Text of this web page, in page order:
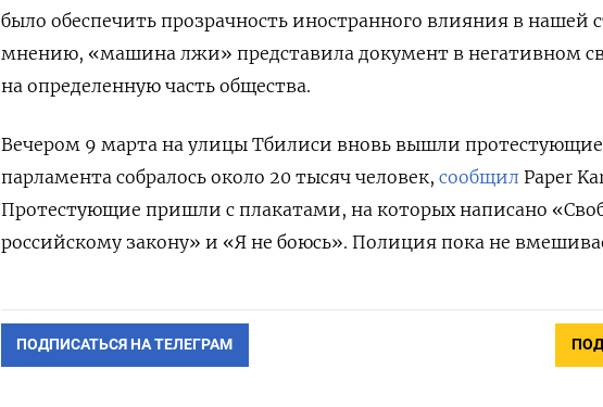
было обеспечить прозрачность иностранного влияния в нашей
мнению, «машина лжи» представила документ в негативном
на определенную часть общества.
Вечером 9 марта на улицы Тбилиси вновь вышли
парламента собралось около 20 тысяч человек, сообщил Paper
Протестующие пришли с плакатами, на которых написано
российскому закону» и «Я не боюсь». Полиция пока не
ПОДПИСАТЬСЯ НА ТЕЛЕГРАМ